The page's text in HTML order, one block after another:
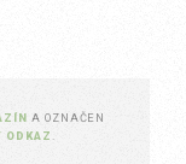
A OZNAČEN
ODKAZ